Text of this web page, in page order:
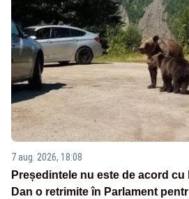
7 aug. 2026, 18:08
Președintele nu este de acord
Dan o retrimite în Parlament